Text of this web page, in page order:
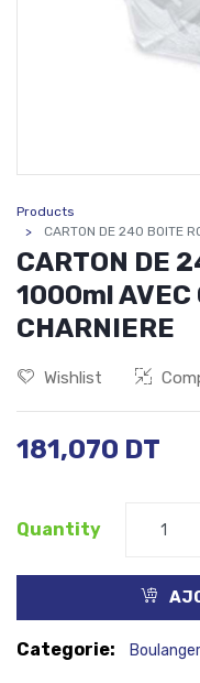
Products
CARTON DE 240 BOITE
CARTON DE
1000ml AVEC
CHARNIERE
Wishlist
181,070 DT
Quantity
Categorie: